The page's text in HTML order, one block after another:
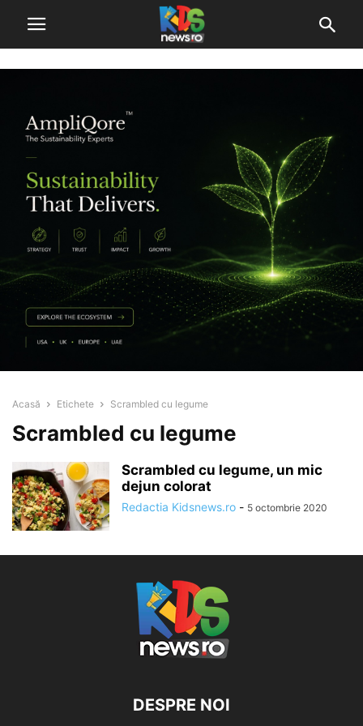
Acasă Etichete Scrambled cu legume
Scrambled cu legume
Scrambled cu legume, un mic
dejun colorat
Redactia Kidsnews.ro - 5 octombrie 2020
DESPRE NOI